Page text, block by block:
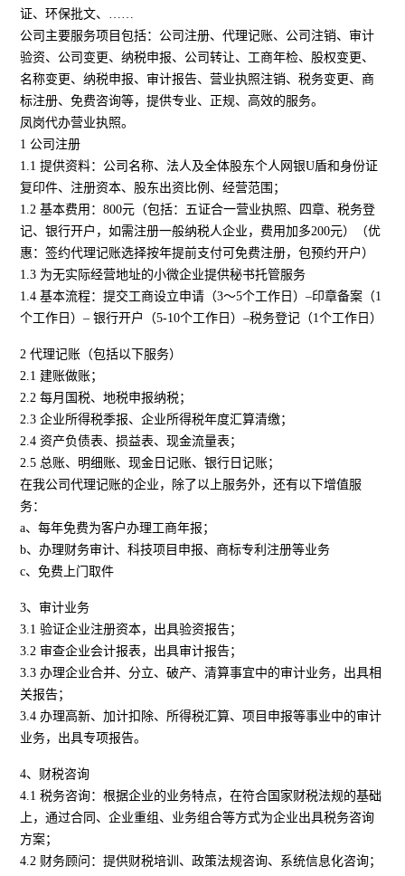
证、环保批文、……
公司主要服务项目包括：公司注册、代理记账、公司注销、审计
验资、公司变更、纳税申报、公司转让、工商年检、股权变更、
名称变更、纳税申报、审计报告、营业执照注销、税务变更、商
标注册、免费咨询等，提供专业、正规、高效的服务。
凤岗代办营业执照。
1 公司注册
1.1 提供资料：公司名称、法人及全体股东个人网银U盾和身份证
复印件、注册资本、股东出资比例、经营范围；
1.2 基本费用：800元（包括：五证合一营业执照、四章、税务登
记、银行开户，如需注册一般纳税人企业，费用加多200元）（优
惠：签约代理记账选择按年提前支付可免费注册，包预约开户）
1.3 为无实际经营地址的小微企业提供秘书托管服务
1.4 基本流程：提交工商设立申请（3～5个工作日）–印章备案（1
个工作日）– 银行开户（5-10个工作日）–税务登记（1个工作日）
2 代理记账（包括以下服务）
2.1 建账做账；
2.2 每月国税、地税申报纳税；
2.3 企业所得税季报、企业所得税年度汇算清缴；
2.4 资产负债表、损益表、现金流量表；
2.5 总账、明细账、现金日记账、银行日记账；
在我公司代理记账的企业，除了以上服务外，还有以下增值服
务：
a、每年免费为客户办理工商年报；
b、办理财务审计、科技项目申报、商标专利注册等业务
c、免费上门取件
3、审计业务
3.1 验证企业注册资本，出具验资报告；
3.2 审查企业会计报表，出具审计报告；
3.3 办理企业合并、分立、破产、清算事宜中的审计业务，出具相
关报告；
3.4 办理高新、加计扣除、所得税汇算、项目申报等事业中的审计
业务，出具专项报告。
4、财税咨询
4.1 税务咨询：根据企业的业务特点，在符合国家财税法规的基础
上，通过合同、企业重组、业务组合等方式为企业出具税务咨询
方案；
4.2 财务顾问：提供财税培训、政策法规咨询、系统信息化咨询；